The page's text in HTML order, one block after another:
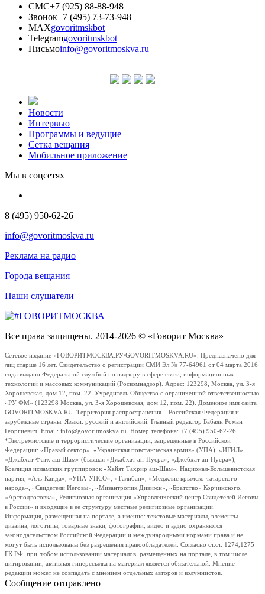
СМС+7 (925) 88-88-948
Звонок+7 (495) 73-73-948
MAXgovoritmskbot
Telegramgovoritmskbot
Письмоinfo@govoritmoskva.ru
Новости
Интервью
Программы и ведущие
Сетка вещания
Мобильное приложение
Мы в соцсетях
8 (495) 950-62-26
info@govoritmoskva.ru
Реклама на радио
Города вещания
Наши слушатели
Все права защищены. 2014-2026 © «Говорит Москва»
Сетевое издание «ГОВОРИТМОСКВА.РУ/GOVORITMOSKVA.RU». Предназначено для
лиц старше 16 лет. Свидетельство о регистрации СМИ Эл № 77-64961 от 04 марта 2016
года выдано Федеральной службой по надзору в сфере связи, информационных
технологий и массовых коммуникаций (Роскомнадзор). Адрес: 123298, Москва, ул. 3-я
Хорошевская, дом 12, пом. 22. Учредитель Общество с ограниченной ответственностью
«РУ ФМ» (123298 Москва, ул. 3-я Хорошевская, дом 12, пом. 22). Доменное имя сайта
GOVORITMOSKVA.RU. Территория распространения – Российская Федерация и
зарубежные страны. Языки: русский и английский. Главный редактор Бабаян Роман
Георгиевич. Email: info@govoritmoskva.ru. Номер телефона: +7 (495) 950-62-26
*Экстремистские и террористические организации, запрещенные в Российской
Федерации: «Правый сектор», «Украинская повстанческая армия» (УПА), «ИГИЛ»,
«Джабхат Фатх аш-Шам» (бывшая «Джабхат ан-Нусра», «Джебхат ан-Нусра»),
Коалиция исламских группировок «Хайят Тахрир аш-Шам», Национал-Большевистская
партия, «Аль-Каида», «УНА-УНСО», «Талибан», «Меджлис крымско-татарского
народа», «Свидетели Иеговы», «Мизантропик Дивижн», «Братство» Корчинского,
«Артподготовка», Религиозная организация «Управленческий центр Свидетелей Иеговы
в России» и входящие в ее структуру местные религиозные организации.
Информация, размещенная на портале, а именно: текстовые материалы, элементы
дизайна, логотипы, товарные знаки, фотографии, видео и аудио охраняются
законодательством Российской Федерации и международными нормами права и не
могут быть использованы без разрешения правообладателей. Согласно ст.ст. 1274,1275
ГК РФ, при любом использовании материалов, размещенных на портале, в том числе
цитировании, активная гиперссылка на материал является обязательной. Мнение
редакции может не совпадать с мнением отдельных авторов и колумнистов.
Сообщение отправлено